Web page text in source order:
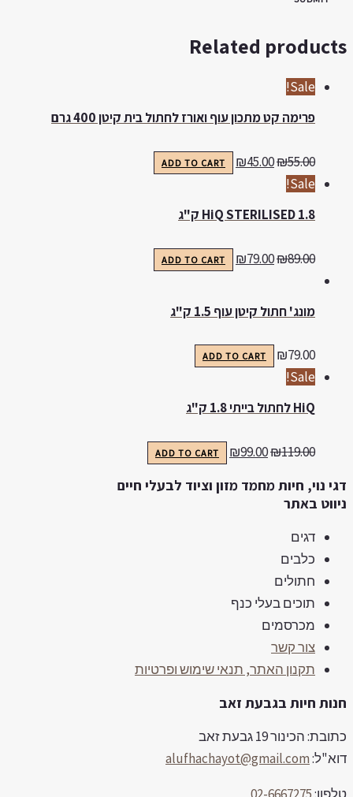
Related
Sale!
פרימה קט מתכון עוף ואורז לחתול בית קיטן 400 גרם
₪55.00
₪45.00
ADD TO CART
Sale!
HiQ STERILISED 1.8 ק"ג
₪89.00
₪79.00
ADD TO CART
מונג' חתול קיטן עוף 1.5 ק"ג
₪79.00
ADD TO CART
Sale!
HiQ לחתול בייתי 1.8 ק"ג
₪119.00
₪99.00
ADD TO CART
נוי, חיות מחמד מזון וציוד לבעלי חיים
באתר
דגים
כלבים
חתולים
תוכים בעלי כנף
מכרסמים
צור קשר
תקנון האתר, תנאי שימוש ופרטיות
חיות בגבעת זאב
הכינור 19 גבעת זאב
alufhachayot@gmail.com